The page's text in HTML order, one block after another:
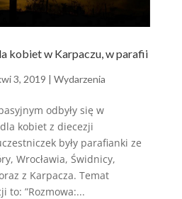
kobiet w Karpaczu, w parafii
3, 2019 | Wydarzenia
odbyły się w
kobiet z diecezji
były parafianki ze
Wrocławia, Świdnicy,
z Karpacza. Temat
to: ”Rozmowa:...